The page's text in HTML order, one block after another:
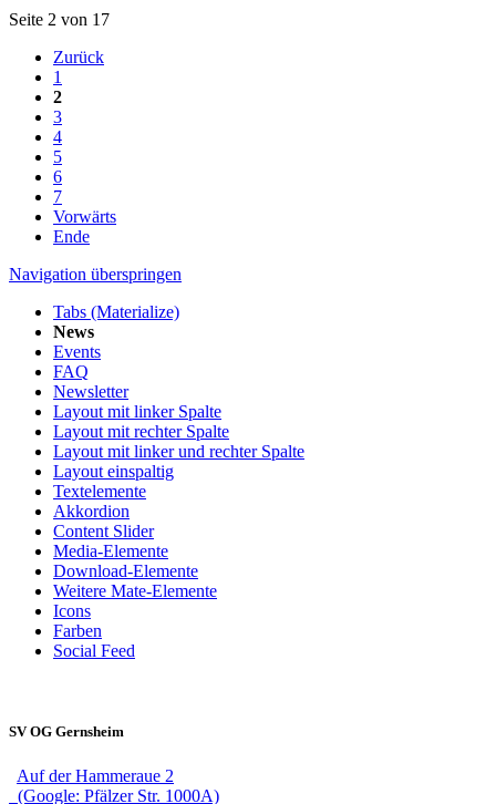
Seite 2 von 17
Zurück
1
2
3
4
5
6
7
Vorwärts
Ende
Navigation überspringen
Tabs (Materialize)
News
Events
FAQ
Newsletter
Layout mit linker Spalte
Layout mit rechter Spalte
Layout mit linker und rechter Spalte
Layout einspaltig
Textelemente
Akkordion
Content Slider
Media-Elemente
Download-Elemente
Weitere Mate-Elemente
Icons
Farben
Social Feed
SV OG Gernsheim
Auf der Hammeraue 2
(Google: Pfälzer Str. 1000A)